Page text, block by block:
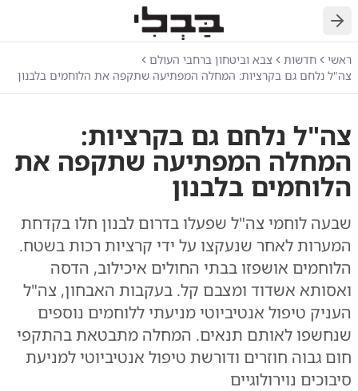
חזרה
ראשי חדשות
צבא וביטחון ברחבי העולם
צה"ל נלחם גם בקרציות: המחלה המפתיעה שתקפה את הלוחמים בלבנון
צה"ל נלחם גם בקרציות:
המחלה המפתיעה שתקפה את
הלוחמים בלבנון
שבעה לוחמי צה"ל שפעלו בדרום לבנון חלו בקדחת
המערות לאחר שנעקצו על ידי קרציות רכות בשטח.
הלוחמים אושפזו בבתי החולים איכילוב, הדסה
ואסותא אשדוד ומצבם קל. בעקבות האבחון, צה"ל
העניק טיפול אנטיביוטי מניעתי ללוחמים נוספים
שנחשפו לאותם תנאים. המחלה מתבטאת בהתקפי
חום גבוה חוזרים ודורשת טיפול אנטיביוטי למניעת
סיבוכים נוירולוגיים